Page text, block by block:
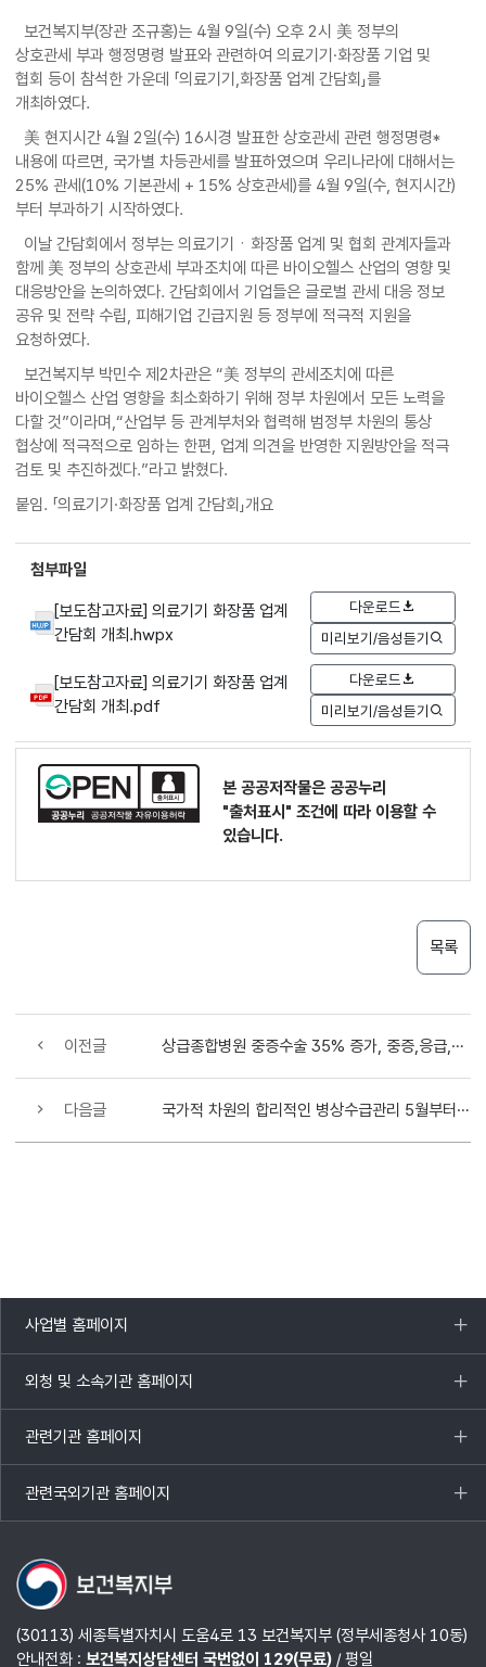
보건복지부(장관 조규홍)는 4월 9일(수) 오후 2시 美 정부의
상호관세 부과 행정명령 발표와 관련하여 의료기기·화장품 기업 및
협회 등이 참석한 가운데 「의료기기,화장품 업계 간담회」를
개최하였다.
美 현지시간 4월 2일(수) 16시경 발표한 상호관세 관련 행정명령*
내용에 따르면, 국가별 차등관세를 발표하였으며 우리나라에 대해서는
25% 관세(10% 기본관세 + 15% 상호관세)를 4월 9일(수, 현지시간)
부터 부과하기 시작하였다.
이날 간담회에서 정부는 의료기기ㆍ화장품 업계 및 협회 관계자들과
함께 美 정부의 상호관세 부과조치에 따른 바이오헬스 산업의 영향 및
대응방안을 논의하였다. 간담회에서 기업들은 글로벌 관세 대응 정보
공유 및 전략 수립, 피해기업 긴급지원 등 정부에 적극적 지원을
요청하였다.
보건복지부 박민수 제2차관은 “美 정부의 관세조치에 따른
바이오헬스 산업 영향을 최소화하기 위해 정부 차원에서 모든 노력을
다할 것”이라며,“산업부 등 관계부처와 협력해 범정부 차원의 통상
협상에 적극적으로 임하는 한편, 업계 의견을 반영한 지원방안을 적극
검토 및 추진하겠다.”라고 밝혔다.
붙임. 「의료기기·화장품 업계 간담회」개요
첨부파일
[보도참고자료] 의료기기 화장품 업계
간담회 개최.hwpx
다운로드
미리보기/음성듣기
[보도참고자료] 의료기기 화장품 업계
간담회 개최.pdf
다운로드
미리보기/음성듣기
본 공공저작물은 공공누리
"출처표시" 조건에 따라 이용할 수
있습니다.
목록
이전글 상급종합병원 중증수술 35% 증가, 중증,응급,희귀질환 중심 전환 본격화
다음글 국가적 차원의 합리적인 병상수급관리 5월부터 지자체별로 본격 시행
사업별 홈페이지
목록
열기
외청 및 소속기관 홈페이지
목록
열기
관련기관 홈페이지
목록
열기
관련국외기관 홈페이지
목록
열기
(30113) 세종특별자치시 도움4로 13 보건복지부 (정부세종청사 10동)
안내전화 : 보건복지상담센터 국번없이 129(무료)/ 평일